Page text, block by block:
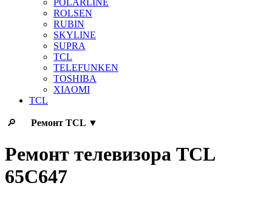
POLARLINE
ROLSEN
RUBIN
SKYLINE
SUPRA
TCL
TELEFUNKEN
TOSHIBA
XIAOMI
TCL
🔎 Ремонт TCL ▼
Ремонт телевизора TCL
65C647